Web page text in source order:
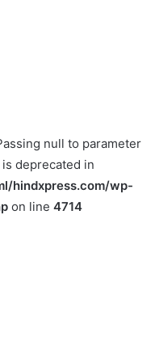
null to parameter
deprecated in
hindxpress.com/wp-
on line 4714